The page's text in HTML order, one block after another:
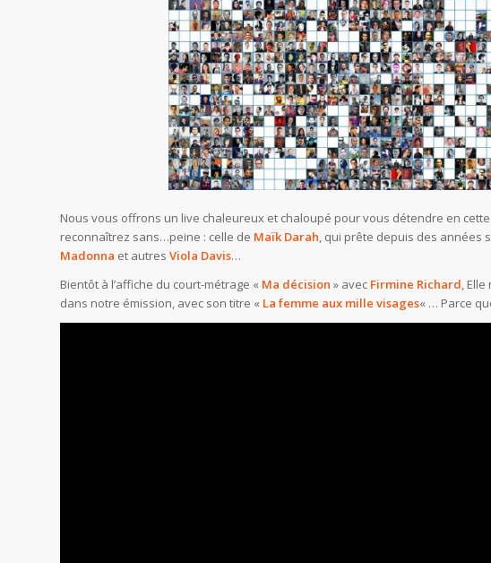
Nous vous offrons un live chaleureux et chaloupé pour vous détendre en cette
reconnaîtrez sans…peine : celle de Maïk Darah, qui prête depuis des années
Madonna et autres Viola Davis…
Bientôt à l’affiche du court-métrage « Ma décision » avec Firmine Richard,
dans notre émission, avec son titre « La femme aux mille visages« … Parce